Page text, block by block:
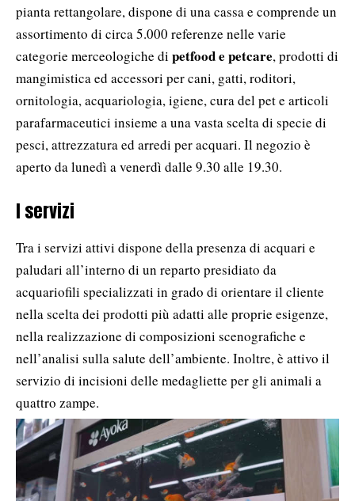
pianta rettangolare, dispone di una cassa e comprende un
assortimento di circa 5.000 referenze nelle varie
categorie merceologiche di petfood e petcare, prodotti di
mangimistica ed accessori per cani, gatti, roditori,
ornitologia, acquariologia, igiene, cura del pet e articoli
parafarmaceutici insieme a una vasta scelta di specie di
pesci, attrezzatura ed arredi per acquari. Il negozio è
aperto da lunedì a venerdì dalle 9.30 alle 19.30.
I servizi
Tra i servizi attivi dispone della presenza di acquari e
paludari all’interno di un reparto presidiato da
acquariofili specializzati in grado di orientare il cliente
nella scelta dei prodotti più adatti alle proprie esigenze,
nella realizzazione di composizioni scenografiche e
nell’analisi sulla salute dell’ambiente. Inoltre, è attivo il
servizio di incisioni delle medagliette per gli animali a
quattro zampe.